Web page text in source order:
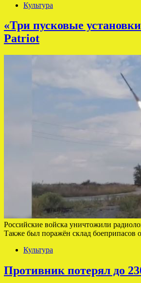
Культура
«Три пусковые
Patriot
Российские войска уничтожили
Также был поражён склад боеприпасов
Культура
Противник потерял до